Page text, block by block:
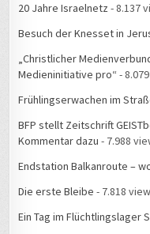
20 Jahre Israelnetz - 8.137
Besuch der Knesset in
„Christlicher
Medieninitiative pro“ -
Frühlingserwachen im
BFP stellt Zeitschrift
Kommentar dazu - 7.988
Endstation Balkanroute –
Die erste Bleibe - 7.818
Ein Tag im Flüchtlingslager